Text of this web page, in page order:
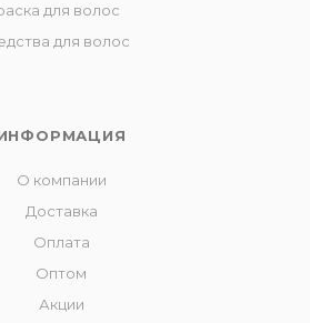
для волос
для волос
О компании
Доставка
Оплата
Оптом
Акции